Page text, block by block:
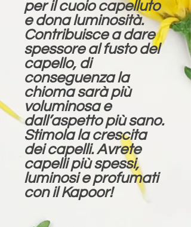
per il cuoio capelluto
e dona luminosità.
Contribuisce a dare
spessore al fusto del
capello, di
conseguenza la
chioma sarà più
voluminosa e
dall’aspetto più sano.
Stimola la crescita
dei capelli. Avrete
capelli più spessi,
luminosi e profumati
con il Kapoor!